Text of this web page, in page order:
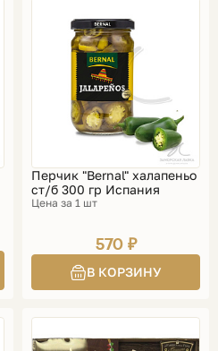
Перчик "Bernal" халапеньо
ст/б 300 гр Испания
Цена за 1 шт
570 ₽